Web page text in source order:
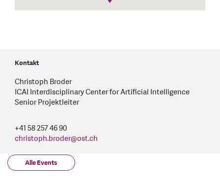
Kontakt
Christoph Broder
ICAI Interdisciplinary Center for Artificial Intelligence
Senior Projektleiter
+41 58 257 46 90
christoph.broder@ost.ch
Alle Events